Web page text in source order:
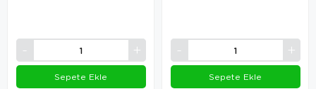
Sepete Ekle Sepete Ekle